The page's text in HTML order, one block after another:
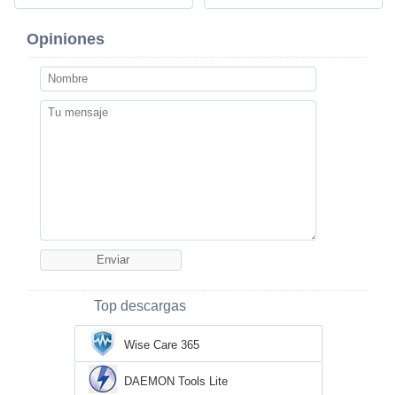
Opiniones
Top descargas
Wise Care 365
DAEMON Tools Lite